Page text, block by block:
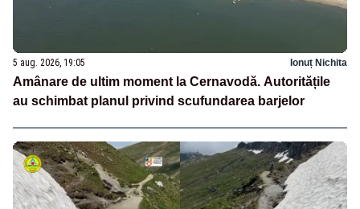
5 aug. 2026, 19:05 Ionuț Nichita
Amânare de ultim moment la Cernavodă. Autoritățile
au schimbat planul privind scufundarea barjelor